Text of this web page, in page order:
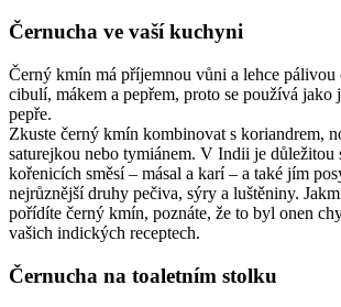
Černucha ve vaší kuchyni
Černý kmín má příjemnou vůni a lehce pálivou
cibulí, mákem a pepřem, proto se používá jako
pepře.
Zkuste černý kmín kombinovat s koriandrem,
saturejkou nebo tymiánem. V Indii je důležitou
kořenicích směsí – másal a karí – a také jím
nejrůznější druhy pečiva, sýry a luštěniny.
pořídíte černý kmín, poznáte, že to byl onen
vašich indických receptech.
Černucha na toaletním stolku